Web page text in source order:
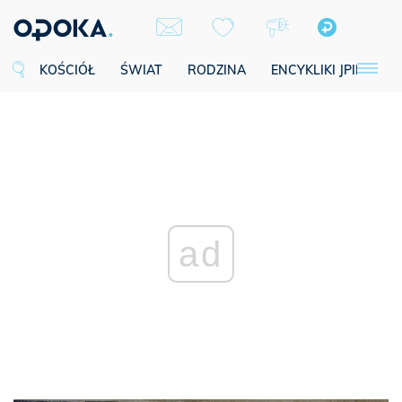
KOŚCIÓŁ ŚWIAT RODZINA ENCYKLIKI JPII
ad